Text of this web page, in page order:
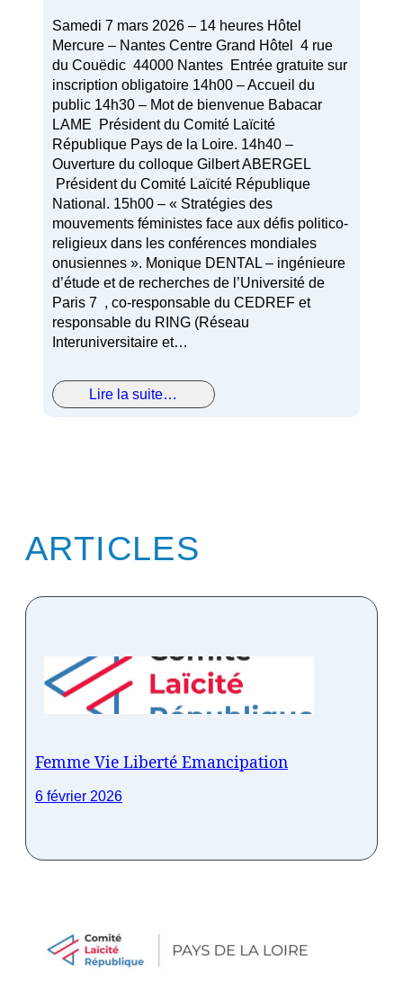
Samedi 7 mars 2026 – 14 heures Hôtel
Mercure – Nantes Centre Grand Hôtel 4 rue
du Couëdic 44000 Nantes Entrée gratuite sur
inscription obligatoire 14h00 – Accueil du
public 14h30 – Mot de bienvenue Babacar
LAME Président du Comité Laïcité
République Pays de la Loire. 14h40 –
Ouverture du colloque Gilbert ABERGEL
Président du Comité Laïcité République
National. 15h00 – « Stratégies des
mouvements féministes face aux défis politico-
religieux dans les conférences mondiales
onusiennes ». Monique DENTAL – ingénieure
d’étude et de recherches de l’Université de
Paris 7 , co-responsable du CEDREF et
responsable du RING (Réseau
Interuniversitaire et…
Lire la suite…
ARTICLES
Femme Vie Liberté Emancipation
6 février 2026